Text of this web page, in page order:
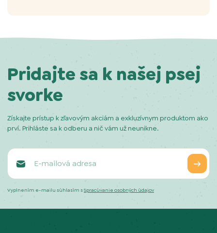
Pridajte sa k našej psej
svorke
Získajte prístup k zľavovým akciám a exkluzívnym produktom ako
prví. Prihláste sa k odberu a nič vám už neunikne.
Vyplnením e-mailu súhlasím sSpracúvanie osobných údajov